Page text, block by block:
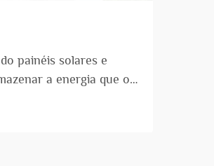
painéis solares e
a energia que os